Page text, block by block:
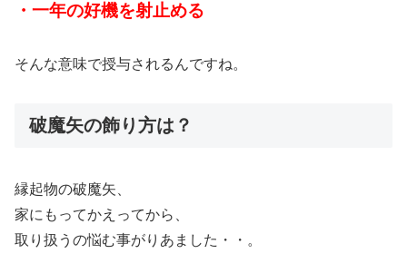
・一年の好機を射止める
そんな意味で授与されるんですね。
破魔矢の飾り方は？
縁起物の破魔矢、
家にもってかえってから、
取り扱うの悩む事がりあました・・。